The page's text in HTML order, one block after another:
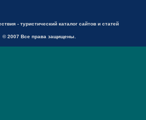
- туристический каталог сайтов и статей
© 2007 Все права защищены.